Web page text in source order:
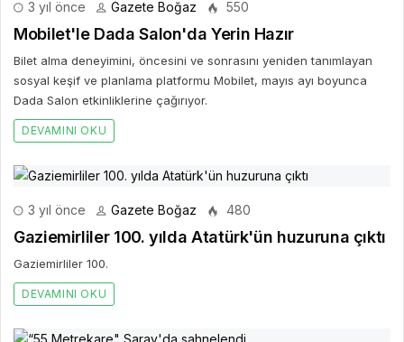
3 yıl önce Gazete Boğaz 550
Mobilet'le Dada Salon'da Yerin Hazır
Bilet alma deneyimini, öncesini ve sonrasını yeniden tanımlayan
sosyal keşif ve planlama platformu Mobilet, mayıs ayı boyunca
Dada Salon etkinliklerine çağırıyor.
DEVAMINI OKU
3 yıl önce Gazete Boğaz 480
Gaziemirliler 100. yılda Atatürk'ün huzuruna çıktı
Gaziemirliler 100.
DEVAMINI OKU